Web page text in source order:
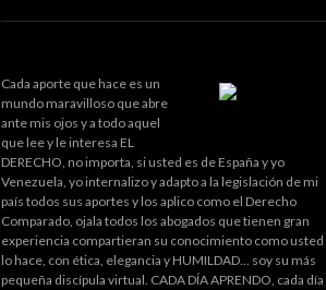
Cada aporte que hace es un
mundo maravilloso que abre
ante mis ojos y a todo aquel
que lee y le interesa EL
DERECHO, no importa, si usted es de España y yo
Venezuela, yo internalizo y adapto a la legislación de mi
país todos sus aportes y los aplico como el Derecho
Comparado, ojala todos los abogados que tienen gran
experiencia compartieran su conocimiento como usted
lo hace, con ética, elegancia y HUMILDAD... soy su más
pequeña discípula virtual. CADA DÍA APRENDO, cada día